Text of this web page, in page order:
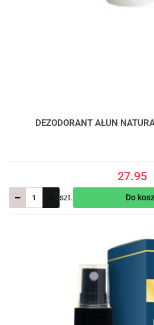
DEZODORANT AŁUN
27.95
szt. Do